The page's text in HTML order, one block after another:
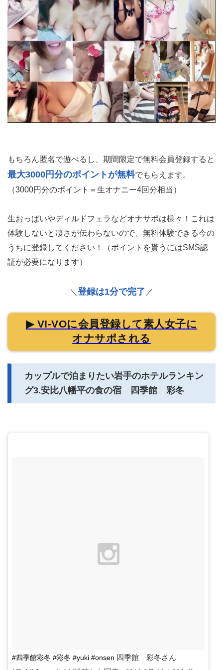
もちろん匿名で遊べるし、期間限定で無料会員登録すると
最大3000円分のポイントが無料でもらえます。
（3000円分のポイント＝生オナニー4回分相当）
生おっぱいやディルドフェラなどオナサポは様々！これは
体験しないと凄さが伝わらないので、無料体験できる今の
うちに登録してください！（ポイントを貰うにはSMS認
証が必要になります）
＼ 登録は1分で完了 ／
▶ VI-VOに会員登録して素人女子に
オナサポされる
カップルで泊まりたい岩手のホテルランキン
グ3.安比八幡平の食の宿 四季館 彩冬
#四季館彩冬 #彩冬 #yuki #onsen 四季館 彩冬さん